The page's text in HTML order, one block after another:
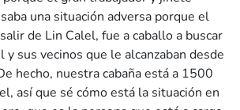
una situación adversa porque el
de Lin Calel, fue a caballo a buscar
sus vecinos que le alcanzaban desde
hecho, nuestra cabaña está a 1500
así que sé cómo está la situación en